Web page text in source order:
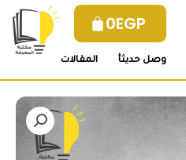
0EGP
وصل حديثأ المقالات